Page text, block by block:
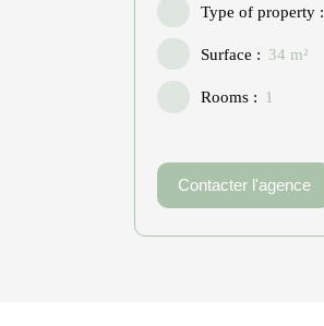
Type of property:
Surface : 34 m²
Rooms: 1
Contacter l'agence